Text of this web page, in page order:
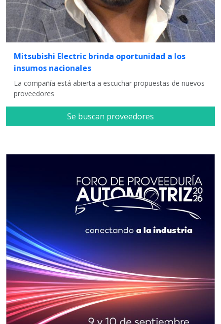
Mitsubishi Electric brinda oportunidad a los
insumos nacionales
La compañía está abierta a escuchar propuestas de nuevos
proveedores
Se buscan proveedores